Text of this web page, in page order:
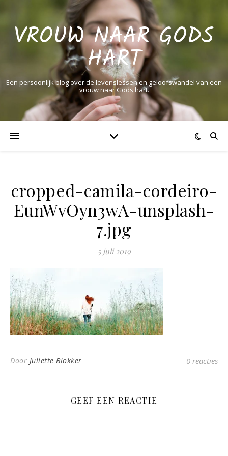
VROUW NAAR GODS
HART
Een persoonlijk blog over de levenslessen en geloofswandel van een
vrouw naar Gods hart.
cropped-camila-cordeiro-
EunWvOyn3wA-unsplash-
7.jpg
5 juli 2019
Door Juliette Blokker 0 reacties
GEEF EEN REACTIE